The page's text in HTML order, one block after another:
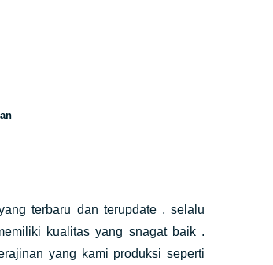
terbaru dan terupdate , selalu
kualitas yang snagat baik .
yang kami produksi seperti